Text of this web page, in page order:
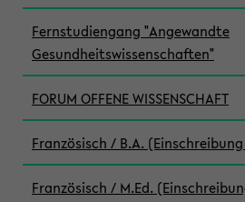
Fernstudiengang "Angewandte
Gesundheitswissenschaften"
FORUM OFFENE WISSENSCHAFT
Französisch / B.A. (Einschreibung
Französisch / M.Ed.